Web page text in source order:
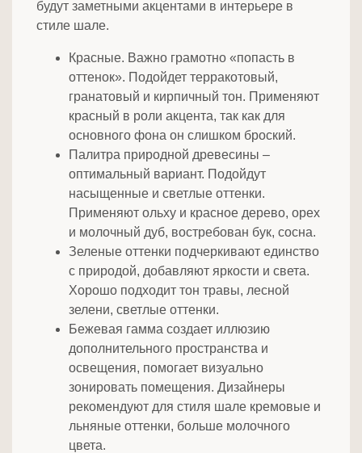
будут заметными акцентами в интерьере в
стиле шале.
Красные. Важно грамотно «попасть в
оттенок». Подойдет терракотовый,
гранатовый и кирпичный тон. Применяют
красный в роли акцента, так как для
основного фона он слишком броский.
Палитра природной древесины –
оптимальный вариант. Подойдут
насыщенные и светлые оттенки.
Применяют ольху и красное дерево, орех
и молочный дуб, востребован бук, сосна.
Зеленые оттенки подчеркивают единство
с природой, добавляют яркости и света.
Хорошо подходит тон травы, лесной
зелени, светлые оттенки.
Бежевая гамма создает иллюзию
дополнительного пространства и
освещения, помогает визуально
зонировать помещения. Дизайнеры
рекомендуют для стиля шале кремовые и
льняные оттенки, больше молочного
цвета.